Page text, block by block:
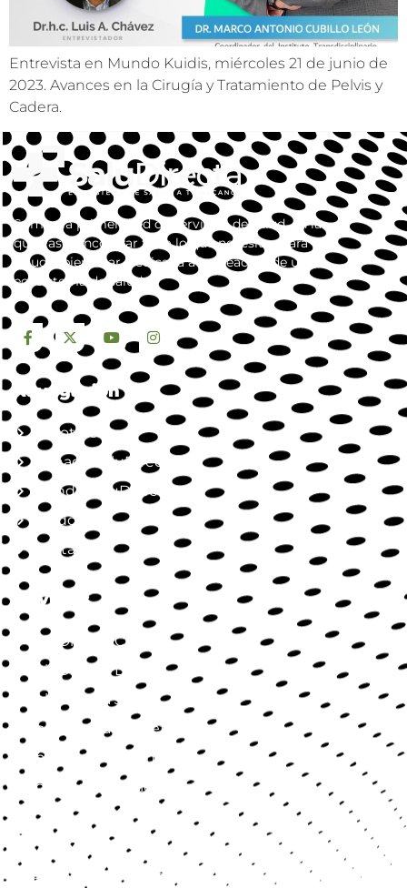
Entrevista en Mundo Kuidis, miércoles 21 de junio de
2023. Avances en la Cirugía y Tratamiento de Pelvis y
Cadera.
Somos la primera red de servicios de salud, en la
que vas a encontrar todo lo que necesitas para tu
salud y bienestar. dedicada a la creación de un
ecosistema de salud.
Navegación
Nosotros
Jornada SaluDirecta
Mundo SaluDirecta
Aliados
Contacto
Servicios
SaluDirecta Citas
SaluDirecta Lab
SaluDirecta Job
SaluDirecta Market
SaluDirecta Learning
Longevidad y Bienestar
Contact
Blv. Palmas Hill 1, Torre WeWork, piso 14, 14-127, CP